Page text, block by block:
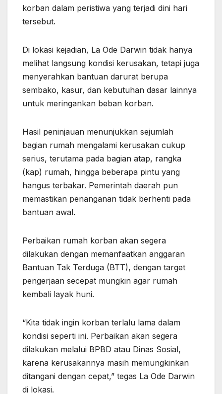
korban dalam peristiwa yang terjadi dini hari
tersebut.
Di lokasi kejadian, La Ode Darwin tidak hanya
melihat langsung kondisi kerusakan, tetapi juga
menyerahkan bantuan darurat berupa
sembako, kasur, dan kebutuhan dasar lainnya
untuk meringankan beban korban.
Hasil peninjauan menunjukkan sejumlah
bagian rumah mengalami kerusakan cukup
serius, terutama pada bagian atap, rangka
(kap) rumah, hingga beberapa pintu yang
hangus terbakar. Pemerintah daerah pun
memastikan penanganan tidak berhenti pada
bantuan awal.
Perbaikan rumah korban akan segera
dilakukan dengan memanfaatkan anggaran
Bantuan Tak Terduga (BTT), dengan target
pengerjaan secepat mungkin agar rumah
kembali layak huni.
“Kita tidak ingin korban terlalu lama dalam
kondisi seperti ini. Perbaikan akan segera
dilakukan melalui BPBD atau Dinas Sosial,
karena kerusakannya masih memungkinkan
ditangani dengan cepat,” tegas La Ode Darwin
di lokasi.